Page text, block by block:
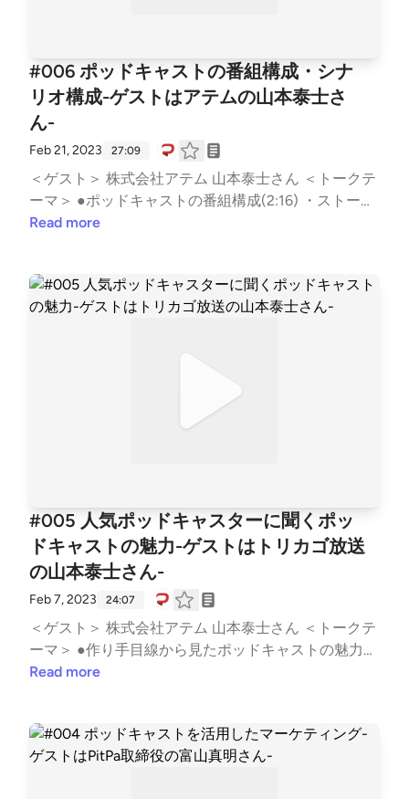
業界・プラットフォーマーとしてのVoicy・「観葉植
物を楽しむグリーンラジオ」・リスナーの熱量で生ま
れたコミュニティーを育てる場所・プラットフォーム
の連携・日本における音声市場の未来予想●長谷部さ
んが選ぶ音声コンテンツの神回(30:12)#OneMoreCho
ice プロジェクト「ひとりひとり違う生理・PMSと職
場のコミュニケーション」＜Twitterハッシュタグ＞#
ミミヨリ＜音マーケティング (note)＞https://note.co
m/d2cradmimi/See Privacy Policy at https://art19.co
9.com/privacy#do-not-sell-my-info.
#006 ポッドキャストの番組構成・シナ
リオ構成-ゲストはアテムの山本泰士さ
ん-
Feb 21, 2023 27:09
＜ゲスト＞ 株式会社アテム 山本泰士さん ＜トークテ
ーマ＞ ●ポッドキャストの番組構成(2:16) ・ストーリ
ー作りをしないと記憶に残らない ・番組の制作意図
自分の強み ・番組内容と適した形式 ・無理のない配
信スケジュールで1年は継続 ・配信頻度は月1回でも
に興味を持ってもらえるように ・TOREメソッドを意
識したシナリオ構成 ・知識や情報の羅列ではファン
山本さんが選ぶ音声コンテンツの神回(23:10) 便所の
つぶやき「第186回 茅ヶ崎夏の陣。」 ＜Twitterハ
ッシュタグ＞ #ミミヨリ ＜音マーケティング (note)
＞ https://note.com/d2cradmimi/ See Privacy Policy a
t https://art19.com/privacy and California Privacy Noti
ce at https://art19.com/privacy#do-not-sell-my-info.
Read more
#005 人気ポッドキャスターに聞くポッ
ドキャストの魅力-ゲストはトリカゴ放送
の山本泰士さん-
Feb 7, 2023 24:07
＜ゲスト＞ 株式会社アテム 山本泰士さん ＜トークテ
ーマ＞ ●作り手目線から見たポッドキャストの魅力
(2:53) ・リスナーとの関係性が強くなりやすい ・興
育てることができる ・SNSと相性がよく面白いと勝
手に拡散される ・様々な面で制作コストが低い ●話
Read more